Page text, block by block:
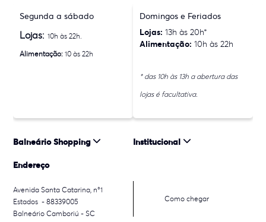
Segunda a sábado
Lojas:10h às 22h.
Alimentação: 10 às 22h
Domingos e Feriados
Lojas: 13h às 20h*
Alimentação: 10h às 22h
* das 10h às 13h a abertura das
lojas é facultativa.
Balneário Shopping Institucional
Endereço
Avenida Santa Catarina, n°1
Estados - 88339005
Balneário Camboriú - SC
Como chegar